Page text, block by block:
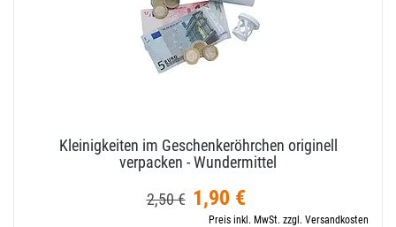
Kleinigkeiten im Geschenkeröhrchen originell
verpacken - Wundermittel
2,50 € 1,90 €
Preis inkl. MwSt. zzgl. Versandkosten